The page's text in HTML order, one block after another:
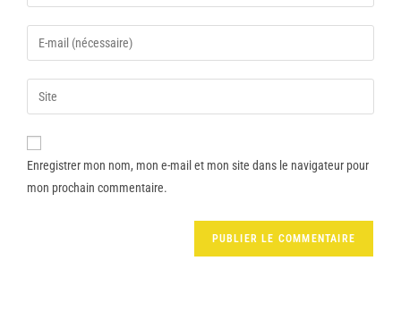
Enregistrer mon nom, mon e-mail et mon site dans le navigateur pour
mon prochain commentaire.